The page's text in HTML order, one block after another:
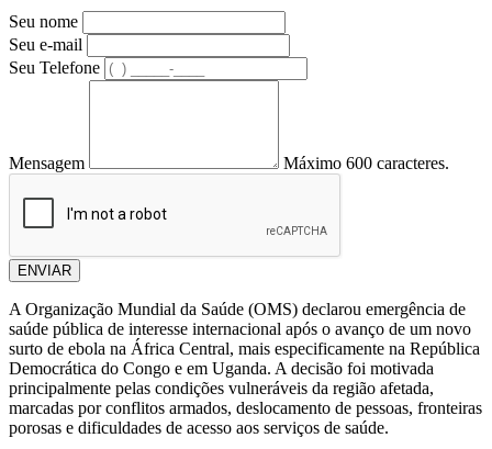
Seu nome
Seu e-mail
Seu Telefone
Mensagem Máximo 600 caracteres.
ENVIAR
A Organização Mundial da Saúde (OMS) declarou emergência de
saúde pública de interesse internacional após o avanço de um novo
surto de ebola na África Central, mais especificamente na República
Democrática do Congo e em Uganda. A decisão foi motivada
principalmente pelas condições vulneráveis ​​da região afetada,
marcadas por conflitos armados, deslocamento de pessoas, fronteiras
porosas e dificuldades de acesso aos serviços de saúde.